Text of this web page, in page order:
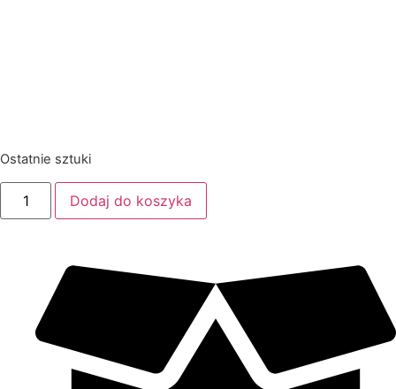
Ostatnie sztuki
Dodaj do koszyka